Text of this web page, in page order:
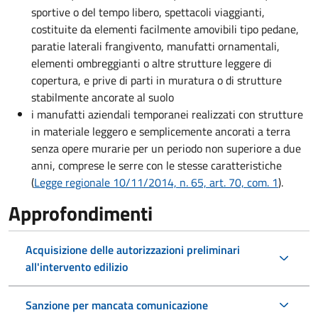
sportive o del tempo libero, spettacoli viaggianti,
costituite da elementi facilmente amovibili tipo pedane,
paratie laterali frangivento, manufatti ornamentali,
elementi ombreggianti o altre strutture leggere di
copertura, e prive di parti in muratura o di strutture
stabilmente ancorate al suolo
i manufatti aziendali temporanei realizzati con strutture
in materiale leggero e semplicemente ancorati a terra
senza opere murarie per un periodo non superiore a due
anni, comprese le serre con le stesse caratteristiche
(Legge regionale 10/11/2014, n. 65, art. 70, com. 1).
Approfondimenti
Acquisizione delle autorizzazioni preliminari
all'intervento edilizio
Sanzione per mancata comunicazione